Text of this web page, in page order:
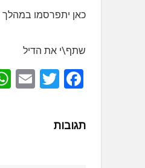
כאן יתפרסמו במהלך
שתף\י את הדיל
F
ce
b
T
E
תגובות